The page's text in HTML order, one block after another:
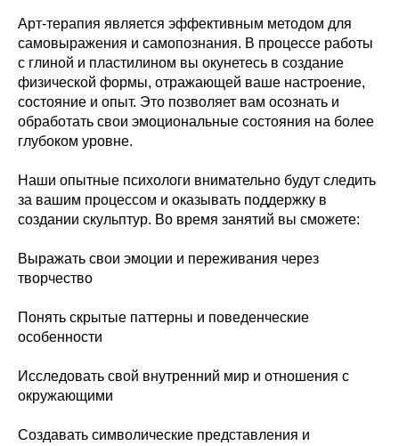
Арт-терапия является эффективным методом для
самовыражения и самопознания. В процессе работы
с глиной и пластилином вы окунетесь в создание
физической формы, отражающей ваше настроение,
состояние и опыт. Это позволяет вам осознать и
обработать свои эмоциональные состояния на более
глубоком уровне.
Наши опытные психологи внимательно будут следить
за вашим процессом и оказывать поддержку в
создании скульптур. Во время занятий вы сможете:
Выражать свои эмоции и переживания через
творчество
Понять скрытые паттерны и поведенческие
особенности
Исследовать свой внутренний мир и отношения с
окружающими
Создавать символические представления и